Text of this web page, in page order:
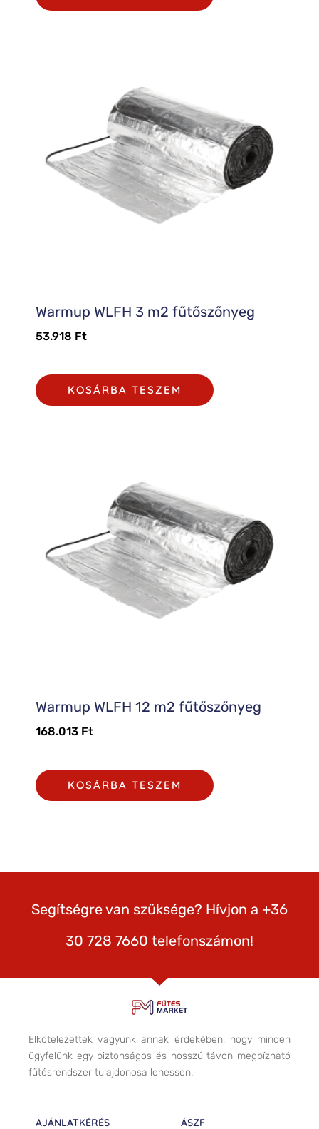
Warmup WLFH 3 m2 fűtőszőnyeg
53.918 Ft
KOSÁRBA TESZEM
Warmup WLFH 12 m2 fűtőszőnyeg
168.013 Ft
KOSÁRBA TESZEM
Segítségre van szüksége? Hívjon a +36
30 728 7660 telefonszámon!
Elkötelezettek vagyunk annak érdekében, hogy minden
ügyfelünk egy biztonságos és hosszú távon megbízható
fűtésrendszer tulajdonosa lehessen.
AJÁNLATKÉRÉS ÁSZF